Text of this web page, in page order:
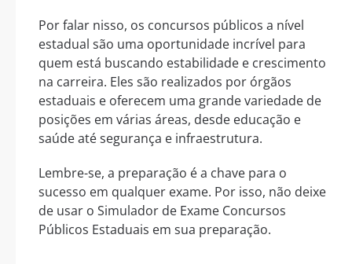
Por falar nisso, os concursos públicos a nível
estadual são uma oportunidade incrível para
quem está buscando estabilidade e crescimento
na carreira. Eles são realizados por órgãos
estaduais e oferecem uma grande variedade de
posições em várias áreas, desde educação e
saúde até segurança e infraestrutura.
Lembre-se, a preparação é a chave para o
sucesso em qualquer exame. Por isso, não deixe
de usar o Simulador de Exame Concursos
Públicos Estaduais em sua preparação.